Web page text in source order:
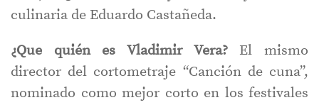
culinaria de Eduardo Castañeda.
¿Que quién es Vladimir Vera?El mismo
director del cortometraje “Canción de cuna”,
nominado como mejor corto en los festivales